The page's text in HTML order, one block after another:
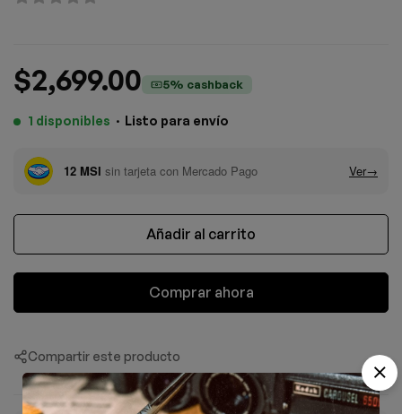
$2,699.00 5% cashback
1 disponibles · Listo para envío
Añadir al carrito
Comprar ahora
Compartir este producto